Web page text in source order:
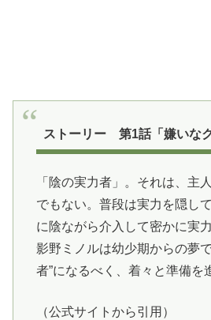
ストーリー 第1話「嫌いな
「陰の実力者」。それは、主
でもない。普段は実力を隠し
に陰ながら介入して密かに実
影野ミノルは幼少期からの夢
者”になるべく、着々と準備を
（公式サイトから引用）